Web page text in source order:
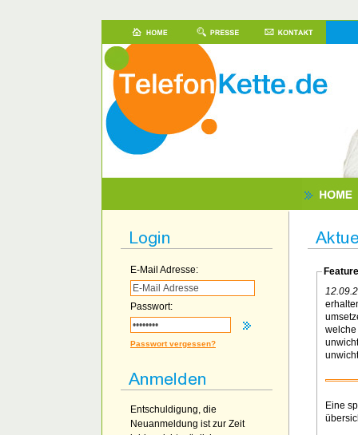
E-Mail Adresse:
Passwort:
Passwort vergessen?
Entschuldigung, die
Neuanmeldung ist zur Zeit
welche
Eine